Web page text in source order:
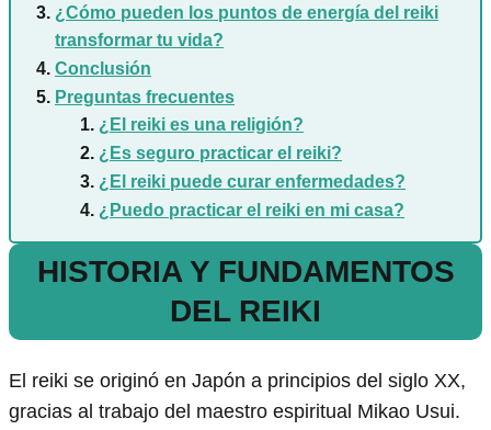
¿Cómo pueden los puntos de energía del reiki
transformar tu vida?
Conclusión
Preguntas frecuentes
¿El reiki es una religión?
¿Es seguro practicar el reiki?
¿El reiki puede curar enfermedades?
¿Puedo practicar el reiki en mi casa?
HISTORIA Y FUNDAMENTOS
DEL REIKI
El reiki se originó en Japón a principios del siglo XX,
gracias al trabajo del maestro espiritual Mikao Usui.